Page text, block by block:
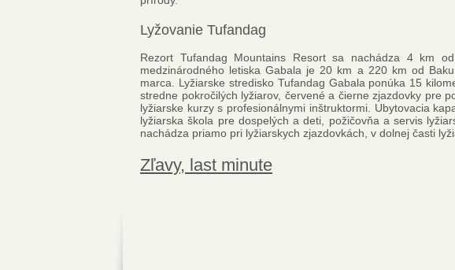
Lyžovanie Tufandag
Rezort Tufandag Mountains Resort sa nachádza 4 km
medzinárodného letiska Gabala je 20 km a 220 km od
marca. Lyžiarske stredisko Tufandag Gabala ponúka 15
stredne pokročilých lyžiarov, červené a čierne zjazdovky pre
lyžiarske kurzy s profesionálnymi inštruktormi. Ubytovacia
lyžiarska škola pre dospelých a deti, požičovňa a servis
nachádza priamo pri lyžiarskych zjazdovkách, v dolnej časti
Zľavy, last minute